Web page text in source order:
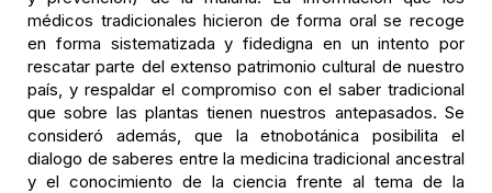
médicos tradicionales hicieron de forma oral se recoge
en forma sistematizada y fidedigna en un intento por
rescatar parte del extenso patrimonio cultural de nuestro
país, y respaldar el compromiso con el saber tradicional
que sobre las plantas tienen nuestros antepasados. Se
consideró además, que la etnobotánica posibilita el
dialogo de saberes entre la medicina tradicional ancestral
y el conocimiento de la ciencia frente al tema de la